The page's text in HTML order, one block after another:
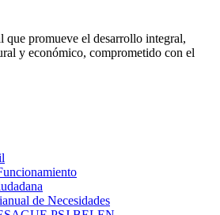
que promueve el desarrollo integral,
y económico, comprometido con el
de Necesidades